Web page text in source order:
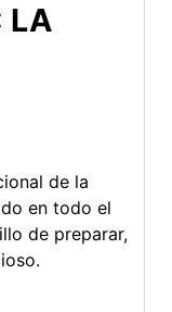
LA
de la
en todo el
de preparar,